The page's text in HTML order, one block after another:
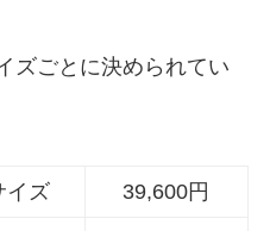
ズごとに決められてい
イズ 39,600円